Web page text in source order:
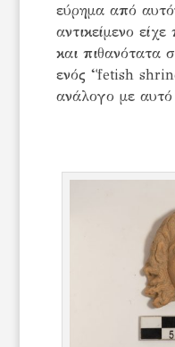
εύρημα από
αντικείμενο
και πιθανότατα
ενός “fetish
ανάλογο με